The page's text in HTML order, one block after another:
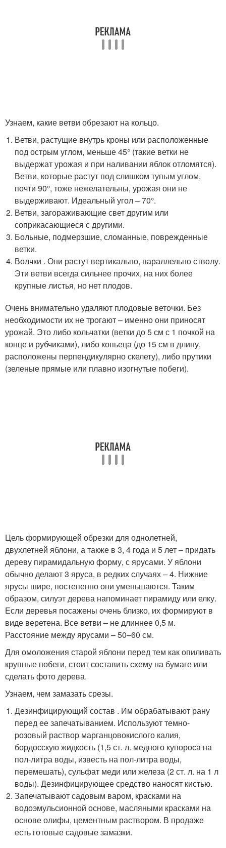
Узнаем, какие ветви обрезают на кольцо.
Ветви, растущие внутрь кроны или расположенные
под острым углом, меньше 45° (такие ветки не
выдержат урожая и при наливании яблок отломятся).
Ветви, которые растут под слишком тупым углом,
почти 90°, тоже нежелательны, урожая они не
выдерживают. Идеальный угол – 70°.
Ветви, загораживающие свет другим или
соприкасающиеся с другими.
Больные, подмерзшие, сломанные, поврежденные
ветки.
Волчки . Они растут вертикально, параллельно стволу.
Эти ветви всегда сильнее прочих, на них более
крупные листья, но нет плодов.
Очень внимательно удаляют плодовые веточки. Без
необходимости их не трогают – именно они приносят
урожай. Это либо кольчатки (ветки до 5 см с 1 почкой на
конце и рубчиками), либо копьеца (до 15 см в длину,
расположены перпендикулярно скелету), либо прутики
(зеленые прямые или плавно изогнутые побеги).
Цель формирующей обрезки для однолетней,
двухлетней яблони, а также в 3, 4 года и 5 лет – придать
дереву пирамидальную форму, с ярусами. У яблони
обычно делают 3 яруса, в редких случаях – 4. Нижние
ярусы шире, постепенно они уменьшаются. Таким
образом, силуэт дерева напоминает пирамиду или елку.
Если деревья посажены очень близко, их формируют в
виде веретена. Все ветви – не длиннее 0,5 м.
Расстояние между ярусами – 50–60 см.
Для омоложения старой яблони перед тем как опиливать
крупные побеги, стоит составить схему на бумаге или
сделать фото дерева.
Узнаем, чем замазать срезы.
Дезинфицирующий состав . Им обрабатывают рану
перед ее запечатыванием. Используют темно-
розовый раствор марганцовокислого калия,
бордосскую жидкость (1,5 ст. л. медного купороса на
пол-литра воды, известь на пол-литра воды,
перемешать), сульфат меди или железа (2 ст. л. на 1 л
воды). Дезинфицирующее средство наносят кистью.
Запечатывают садовым варом, красками на
водоэмульсионной основе, масляными красками на
основе олифы, цементным раствором. В продаже
есть готовые садовые замазки.